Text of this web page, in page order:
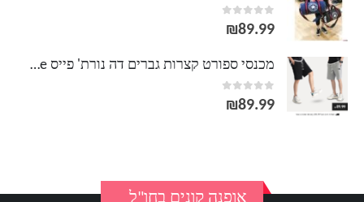
0
out of 5
₪89.99
מכנסי ספורט קצרות גברים דה נורת' פייס The North Face
0
out of 5
₪89.99
אופנה קונים בחו"ל